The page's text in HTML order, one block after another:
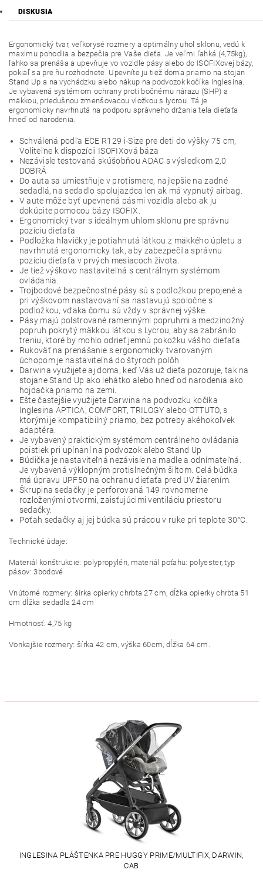
DISKUSIA
Ergonomický tvar, veľkorysé rozmery a optimálny uhol sklonu, vedú k
maximu pohodlia a bezpečia pre Vaše dieťa. Je veľmi ľahká (4,75kg),
ľahko sa prenáša a upevňuje vo vozidle pásy alebo do ISOFIXovej bázy,
pokiaľ sa pre ňu rozhodnete. Upevníte ju tiež doma priamo na stojan
Stand Up a na vychádzku alebo nákup na podvozok kočíka Inglesina.
Je vybavená systémom ochrany proti bočnému nárazu (SHP) a
mäkkou, priedušnou zmenšovacou vložkou s lycrou. Tá je
ergonomicky navrhnutá na podporu správneho držania tela dieťaťa
hneď od narodenia.
Schválená podľa ECE R129 i-Size pre deti do výšky 75 cm,
Voliteľne k dispozícii ISOFIXová báza
Nezávisle testovaná skúšobňou ADAC s výsledkom 2,0
DOBRÁ
Do auta sa umiestňuje v protismere, najlepšie na zadné
sedadlá, na sedadlo spolujazdca len ak má vypnutý airbag.
V aute môže byť upevnená pásmi vozidla alebo ak ju
dokúpite pomocou bázy ISOFIX.
Ergonomický tvar s ideálnym uhlom sklonu pre správnu
pozíciu dieťaťa
Podložka hlavičky je potiahnutá látkou z mäkkého úpletu a
navrhnutá ergonomicky tak, aby zabezpečila správnu
pozíciu dieťaťa v prvých mesiacoch života.
Je tiež výškovo nastaviteľná s centrálnym systémom
ovládania.
Trojbodové bezpečnostné pásy sú s podložkou prepojené a
pri výškovom nastavovaní sa nastavujú spoločne s
podložkou, vďaka čomu sú vždy v správnej výške.
Pásy majú polstrované ramennými popruhmi a medzinožný
popruh pokrytý mäkkou látkou s Lycrou, aby sa zabránilo
treniu, ktoré by mohlo odrieť jemnú pokožku vášho dieťaťa.
Rukoväť na prenášanie s ergonomicky tvarovaným
úchopom je nastaviteľná do štyroch polôh.
Darwina využijete aj doma, keď Vás už dieťa pozoruje, tak na
stojane Stand Up ako lehátko alebo hneď od narodenia ako
hojdačka priamo na zemi.
Ešte častejšie využijete Darwina na podvozku kočíka
Inglesina APTICA, COMFORT, TRILOGY alebo OTTUTO, s
ktorými je kompatibilný priamo, bez potreby akéhokoľvek
adaptéra.
Je vybavený praktickým systémom centrálneho ovládania
poistiek pri upínaní na podvozok alebo Stand Up
Búdička je nastaviteľná nezávisle na madle a odnímateľná.
Je vybavená výklopným protislnečným šiltom. Celá búdka
má úpravu UPF50 na ochranu dieťaťa pred UV žiarením.
Škrupina sedačky je perforovaná 149 rovnomerne
rozloženými otvormi, zaisťujúcimi ventiláciu priestoru
sedačky.
Poťah sedačky aj jej búdka sú prácou v ruke pri teplote 30°C.
Technické údaje:
Materiál konštrukcie: polypropylén, materiál poťahu: polyester, typ
pásov: 3bodové
Vnútorné rozmery: šírka opierky chrbta 27 cm, dĺžka opierky chrbta 51
cm dĺžka sedadla 24 cm
Hmotnosť: 4,75 kg
Vonkajšie rozmery: šírka 42 cm, výška 60cm, dĺžka 64 cm.
INGLESINA PLÁŠTENKA PRE HUGGY PRIME/MULTIFIX, DARWIN,
CAB